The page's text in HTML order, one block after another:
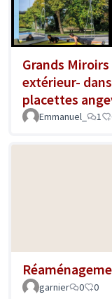
Grands
extérieur-
placettes
Emmanuel_ 1
garnier
0 0